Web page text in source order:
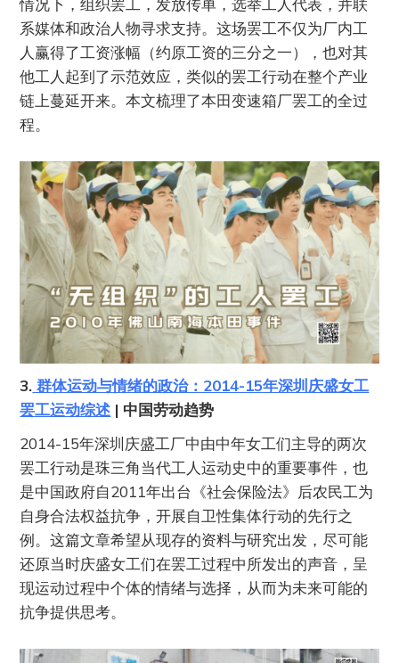
情况下，组织罢工，发放传单，选举工人代表，并联
系媒体和政治人物寻求支持。这场罢工不仅为厂内工
人赢得了工资涨幅（约原工资的三分之一），也对其
他工人起到了示范效应，类似的罢工行动在整个产业
链上蔓延开来。本文梳理了本田变速箱厂罢工的全过
程。
3. 群体运动与情绪的政治：2014-15年深圳庆盛女工
罢工运动综述 | 中国劳动趋势
2014-15年深圳庆盛工厂中由中年女工们主导的两次
罢工行动是珠三角当代工人运动史中的重要事件，也
是中国政府自2011年出台《社会保险法》后农民工为
自身合法权益抗争，开展自卫性集体行动的先行之
例。这篇文章希望从现存的资料与研究出发，尽可能
还原当时庆盛女工们在罢工过程中所发出的声音，呈
现运动过程中个体的情绪与选择，从而为未来可能的
抗争提供思考。